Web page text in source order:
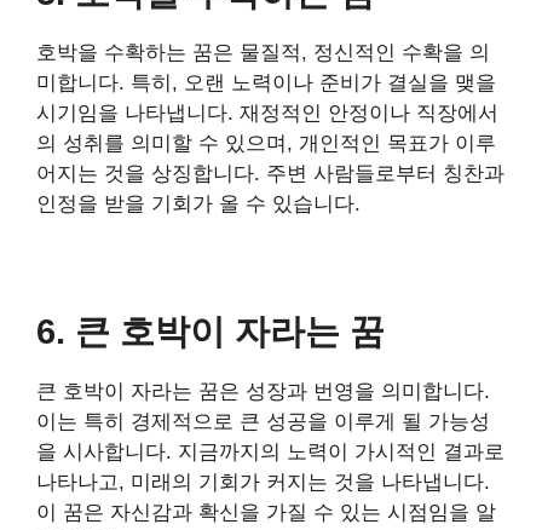
호박을 수확하는 꿈은 물질적, 정신적인 수확을 의
미합니다. 특히, 오랜 노력이나 준비가 결실을 맺을
시기임을 나타냅니다. 재정적인 안정이나 직장에서
의 성취를 의미할 수 있으며, 개인적인 목표가 이루
어지는 것을 상징합니다. 주변 사람들로부터 칭찬과
인정을 받을 기회가 올 수 있습니다.
6. 큰 호박이 자라는 꿈
큰 호박이 자라는 꿈은 성장과 번영을 의미합니다.
이는 특히 경제적으로 큰 성공을 이루게 될 가능성
을 시사합니다. 지금까지의 노력이 가시적인 결과로
나타나고, 미래의 기회가 커지는 것을 나타냅니다.
이 꿈은 자신감과 확신을 가질 수 있는 시점임을 알